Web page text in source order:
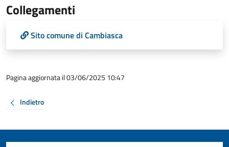
Collegamenti
Sito comune di Cambiasca
Pagina aggiornata il 03/06/2025 10:47
Indietro